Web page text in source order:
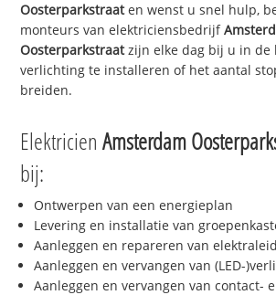
Oosterparkstraaten wenst u snel hulp,
monteurs van elektriciensbedrijf
Oosterparkstraatzijn elke dag bij u in de
verlichting te installeren of het aantal
breiden.
ElektricienAmsterdam
bij:
Ontwerpen van een energieplan
Levering en installatie van
Aanleggen en repareren van
Aanleggen en vervangen van (LED-
Aanleggen en vervangen van contact-